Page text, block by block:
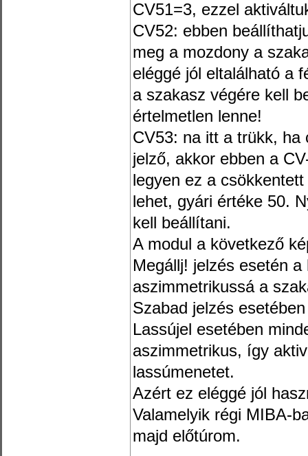
CV51=3, ezzel
CV52: ebben
meg a mozdony a
eléggé jól eltalálható a
a szakasz végére kell
értelmetlen lenne!
CV53: na itt a trükk,
jelző, akkor ebben a
legyen ez a
lehet, gyári értéke 50.
kell beállítani.
A modul a következő
Megállj! jelzés esetén
aszimmetrikussá a
Szabad jelzés
Lassújel esetében
aszimmetrikus, így
lassúmenetet.
Azért ez eléggé jól
Valamelyik régi MIBA-
majd előtúrom.